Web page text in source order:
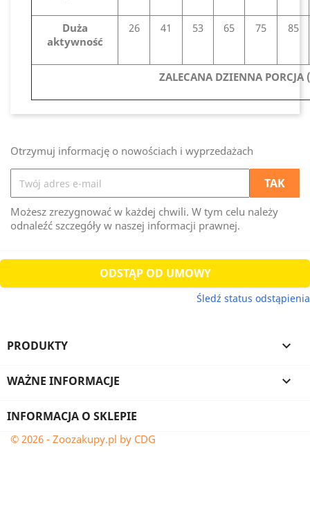
Duża
aktywność
26 41 53 65 75 85
ZALECANA DZIENNA PORCJA
Otrzymuj informację o nowościach i wyprzedażach
Możesz zrezygnować w każdej chwili. W tym celu należy
odnaleźć szczegóły w naszej informacji prawnej.
ODSTĄP OD UMOWY
Śledź status odstąpienia
PRODUKTY 
WAŻNE INFORMACJE 
INFORMACJA O SKLEPIE
© 2026 - Zoozakupy.pl by CDG